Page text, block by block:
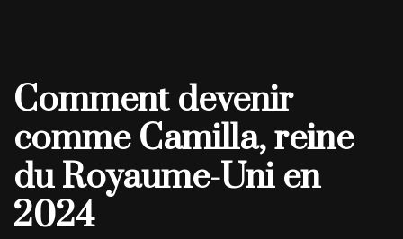
Comment devenir
comme Camilla, reine
du Royaume-Uni en
2024